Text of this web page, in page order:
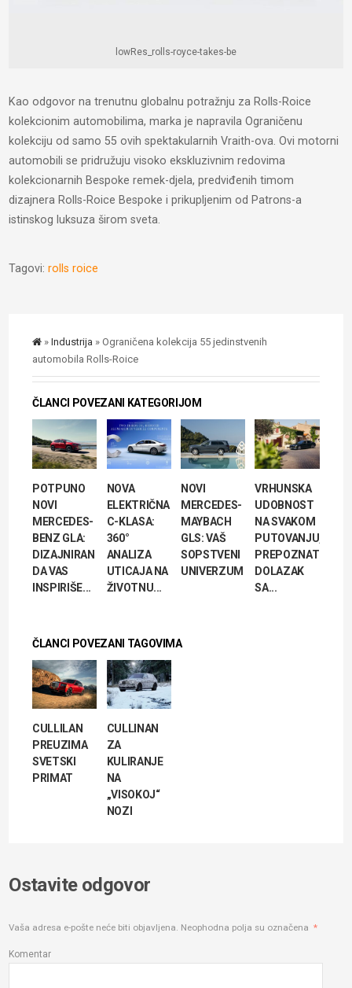
lowRes_rolls-royce-takes-be
Kao odgovor na trenutnu globalnu potražnju za Rolls-Roice
kolekcionim automobilima, marka je napravila Ograničenu
kolekciju od samo 55 ovih spektakularnih Vraith-ova. Ovi motorni
automobili se pridružuju visoko ekskluzivnim redovima
kolekcionarnih Bespoke remek-djela, predviđenih timom
dizajnera Rolls-Roice Bespoke i prikupljenim od Patrons-a
istinskog luksuza širom sveta.
Tagovi:rolls roice
»Industrija » Ograničena kolekcija 55 jedinstvenih
automobila Rolls-Roice
ČLANCI POVEZANI KATEGORIJOM
POTPUNO
NOVI
MERCEDES-
BENZ GLA:
DIZAJNIRAN
DA VAS
INSPIRIŠE...
NOVA
ELEKTRIČNA
C-KLASA:
360°
ANALIZA
UTICAJA NA
ŽIVOTNU...
NOVI
MERCEDES-
MAYBACH
GLS: VAŠ
SOPSTVENI
UNIVERZUM
VRHUNSKA
UDOBNOST
NA SVAKOM
PUTOVANJU,
PREPOZNATLJIV
DOLAZAK
SA...
ČLANCI POVEZANI TAGOVIMA
CULLILAN
PREUZIMA
SVETSKI
PRIMAT
CULLINAN
ZA
KULIRANJE
NA
„VISOKOJ“
NOZI
Ostavite odgovor
Vaša adresa e-pošte neće biti objavljena. Neophodna polja su označena *
Komentar